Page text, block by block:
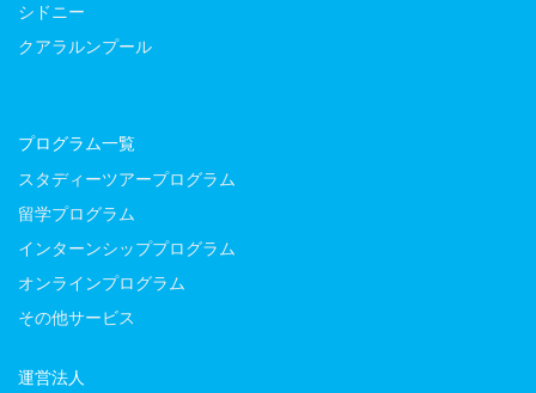
シドニー
クアラルンプール
プログラム一覧
スタディーツアープログラム
留学プログラム
インターンシッププログラム
オンラインプログラム
その他サービス
運営法人